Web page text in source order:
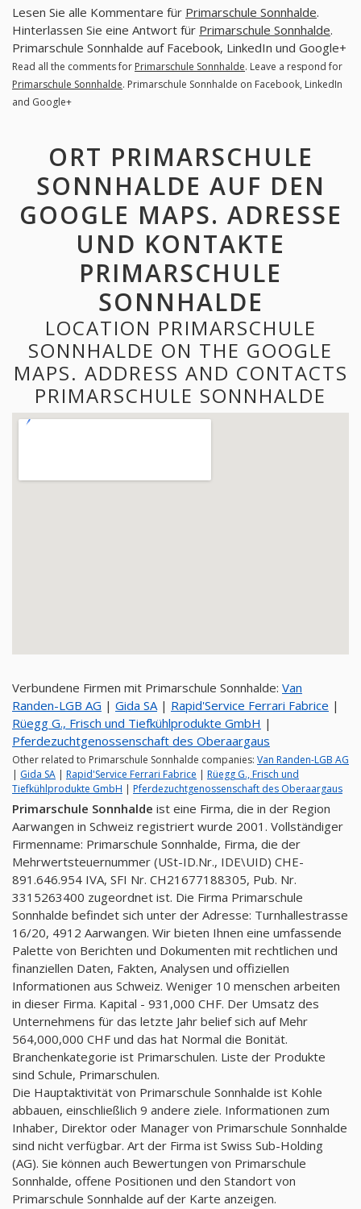
Lesen Sie alle Kommentare für Primarschule Sonnhalde.
Hinterlassen Sie eine Antwort für Primarschule Sonnhalde.
Primarschule Sonnhalde auf Facebook, LinkedIn und Google+
Read all the comments for Primarschule Sonnhalde. Leave a respond for
Primarschule Sonnhalde. Primarschule Sonnhalde on Facebook, LinkedIn
and Google+
ORT PRIMARSCHULE
SONNHALDE AUF DEN
GOOGLE MAPS. ADRESSE
UND KONTAKTE
PRIMARSCHULE
SONNHALDE
LOCATION PRIMARSCHULE
SONNHALDE ON THE GOOGLE
MAPS. ADDRESS AND CONTACTS
PRIMARSCHULE SONNHALDE
Verbundene Firmen mit Primarschule Sonnhalde: Van
Randen-LGB AG | Gida SA| Rapid'Service Ferrari Fabrice |
Rüegg G., Frisch und Tiefkühlprodukte GmbH |
Pferdezuchtgenossenschaft des Oberaargaus
Other related to Primarschule Sonnhalde companies: Van Randen-LGB AG
| Gida SA | Rapid'Service Ferrari Fabrice | Rüegg G., Frisch und
Tiefkühlprodukte GmbH | Pferdezuchtgenossenschaft des Oberaargaus
Primarschule Sonnhalde ist eine Firma, die in der Region
Aarwangen in Schweiz registriert wurde 2001. Vollständiger
Firmenname: Primarschule Sonnhalde, Firma, die der
Mehrwertsteuernummer (USt-ID.Nr., IDE\UID) CHE-
891.646.954 IVA, SFI Nr. CH21677188305, Pub. Nr.
3315263400 zugeordnet ist. Die Firma Primarschule
Sonnhalde befindet sich unter der Adresse: Turnhallestrasse
16/20, 4912 Aarwangen. Wir bieten Ihnen eine umfassende
Palette von Berichten und Dokumenten mit rechtlichen und
finanziellen Daten, Fakten, Analysen und offiziellen
Informationen aus Schweiz. Weniger 10 menschen arbeiten
in dieser Firma. Kapital - 931,000 CHF. Der Umsatz des
Unternehmens für das letzte Jahr belief sich auf Mehr
564,000,000 CHF und das hat Normal die Bonität.
Branchenkategorie ist Primarschulen. Liste der Produkte
sind Schule, Primarschulen.
Die Hauptaktivität von Primarschule Sonnhalde ist Kohle
abbauen, einschließlich 9 andere ziele. Informationen zum
Inhaber, Direktor oder Manager von Primarschule Sonnhalde
sind nicht verfügbar. Art der Firma ist Swiss Sub-Holding
(AG). Sie können auch Bewertungen von Primarschule
Sonnhalde, offene Positionen und den Standort von
Primarschule Sonnhalde auf der Karte anzeigen.